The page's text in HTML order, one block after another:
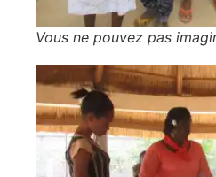
Vous ne pouvez pas